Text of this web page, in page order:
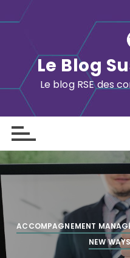
k
o
n
t
Le Blog
Le blog RSE des
ACCOMPAGNEMENT
NEW